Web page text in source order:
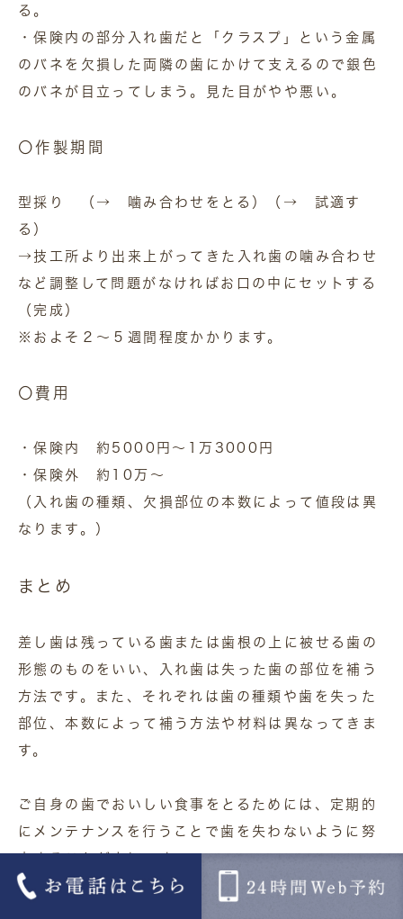
る。
・保険内の部分入れ歯だと「クラスプ」という金属
のバネを欠損した両隣の歯にかけて支えるので銀色
のバネが目立ってしまう。見た目がやや悪い。
〇作製期間
型採り （→ 噛み合わせをとる）（→ 試適す
る）
→技工所より出来上がってきた入れ歯の噛み合わせ
など調整して問題がなければお口の中にセットする
（完成）
※およそ２～５週間程度かかります。
〇費用
・保険内 約5000円～1万3000円
・保険外 約10万～
（入れ歯の種類、欠損部位の本数によって値段は異
なります。）
まとめ
差し歯は残っている歯または歯根の上に被せる歯の
形態のものをいい、入れ歯は失った歯の部位を補う
方法です。また、それぞれは歯の種類や歯を失った
部位、本数によって補う方法や材料は異なってきま
す。
ご自身の歯でおいしい食事をとるためには、定期的
にメンテナンスを行うことで歯を失わないように努